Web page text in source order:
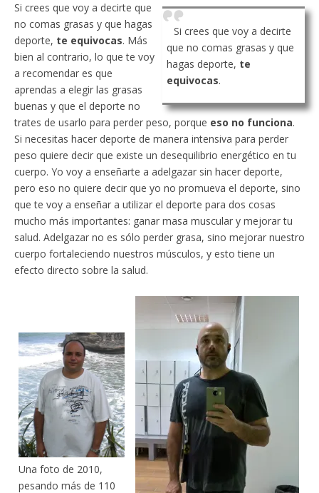
Si crees que voy a decirte
que no comas grasas y que
hagas deporte, te
equivocas.
Si crees que voy a decirte que
no comas grasas y que hagas
deporte, te equivocas. Más
bien al contrario, lo que te voy
a recomendar es que
aprendas a elegir las grasas
buenas y que el deporte no
trates de usarlo para perder peso, porque eso no funciona.
Si necesitas hacer deporte de manera intensiva para perder
peso quiere decir que existe un desequilibrio energético en tu
cuerpo. Yo voy a enseñarte a adelgazar sin hacer deporte,
pero eso no quiere decir que yo no promueva el deporte, sino
que te voy a enseñar a utilizar el deporte para dos cosas
mucho más importantes: ganar masa muscular y mejorar tu
salud. Adelgazar no es sólo perder grasa, sino mejorar nuestro
cuerpo fortaleciendo nuestros músculos, y esto tiene un
efecto directo sobre la salud.
Una foto de 2010,
pesando más de 110